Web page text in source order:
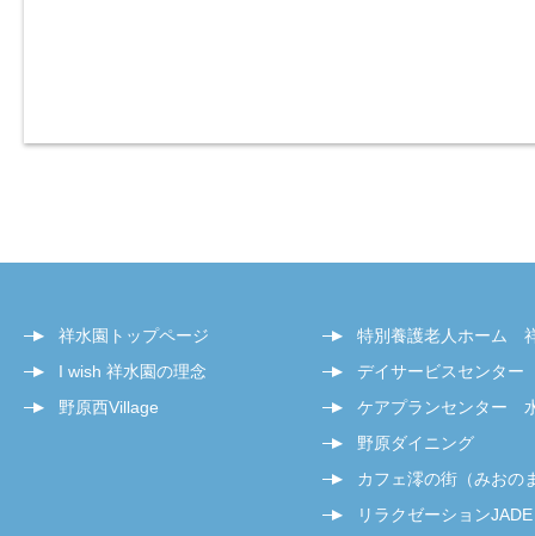
祥水園トップページ
I wish 祥水園の理念
野原西Village
特別養護老人ホーム
デイサービスセンタ
ケアプランセンター
野原ダイニング
カフェ澪の街（みおの
リラクゼーションJADE